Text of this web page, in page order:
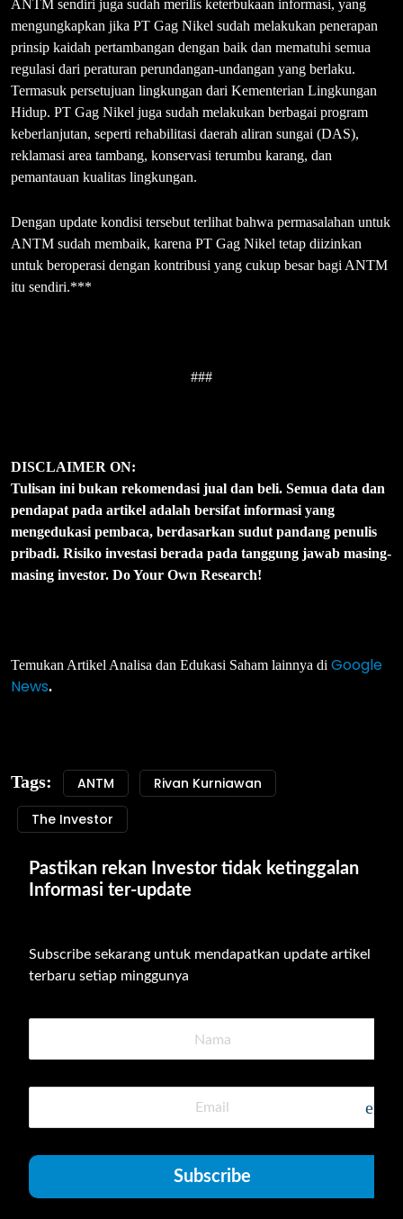
ANTM sendiri juga sudah merilis keterbukaan informasi, yang
mengungkapkan jika PT Gag Nikel sudah melakukan penerapan
prinsip kaidah pertambangan dengan baik dan mematuhi semua
regulasi dari peraturan perundangan-undangan yang berlaku.
Termasuk persetujuan lingkungan dari Kementerian Lingkungan
Hidup. PT Gag Nikel juga sudah melakukan berbagai program
keberlanjutan, seperti rehabilitasi daerah aliran sungai (DAS),
reklamasi area tambang, konservasi terumbu karang, dan
pemantauan kualitas lingkungan.
Dengan update kondisi tersebut terlihat bahwa permasalahan untuk
ANTM sudah membaik, karena PT Gag Nikel tetap diizinkan
untuk beroperasi dengan kontribusi yang cukup besar bagi ANTM
itu sendiri.***
###
DISCLAIMER ON:
Tulisan ini bukan rekomendasi jual dan beli. Semua data dan
pendapat pada artikel adalah bersifat informasi yang
mengedukasi pembaca, berdasarkan sudut pandang penulis
pribadi. Risiko investasi berada pada tanggung jawab masing-
masing investor. Do Your Own Research!
Temukan Artikel Analisa dan Edukasi Saham lainnya di Google
News.
Tags: ANTM
Rivan Kurniawan
The Investor
Pastikan rekan Investor tidak ketinggalan
Informasi ter-update
Subscribe sekarang untuk mendapatkan update artikel
terbaru setiap minggunya
Subscribe